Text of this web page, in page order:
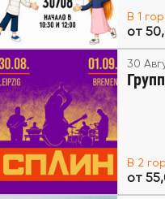
В 1
от
30
В 2
от